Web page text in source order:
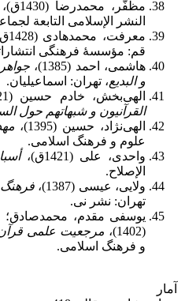
مظفّر، محمدرضا (1430ق)،
النشر الإسلامی التابعة
معرفت، محمدهادی (1428ق)،
قم: مؤسسۀ فرهنگی
هاشمی، احمد (1385)،
و البدیع، تهران: اسماعیلیان.
الهی‌بخش، خادم حسین (1421ق)،
القرآنیون و شبهاتهم حول
الهی‌نژاد، حسین (1395)،
علوم و فرهنگ اسلامی.
واحدی، علی (1421ق)،
الإصلاح.
ولایی، عیسی (1387)،
تهران: نشر نی.
یوسفی مقدم، محمدصادق؛
(1402)،
مرجعیت علمی
و فرهنگ اسلامی.
آمار